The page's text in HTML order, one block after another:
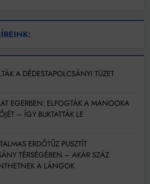
A DÉDESTAPOLCSÁNYI TÜZET
EGERBEN: ELFOGTÁK A MANOOKA
– ÍGY BUKTATTÁK LE
ERDŐTŰZ PUSZTÍT
TÉRSÉGÉBEN – AKÁR SZÁZ
A LÁNGOK